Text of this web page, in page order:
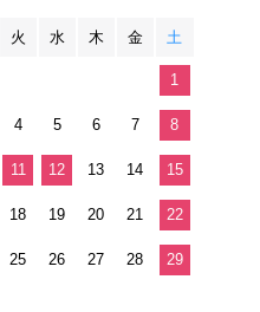
火 水 木 金 土
1
4 5 6 7 8
11 12 13 14 15
18 19 20 21 22
25 26 27 28 29